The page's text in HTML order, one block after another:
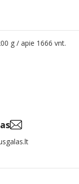
g / apie 1666 vnt.